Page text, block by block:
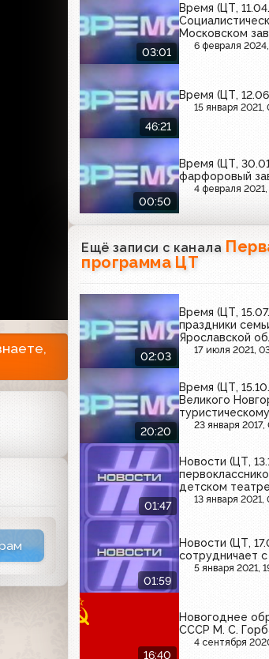
03:01
Время (ЦТ,
Московском
оборудования
6 февраля 2024,
46:21
Время (ЦТ,
15 января 2021,
00:50
Время (ЦТ,
фарфоровый
4 февраля
Ещё записи с канала
программа ЦТ
02:03
Время (ЦТ,
праздники
Ярославской
17 июля 2021,
20:20
Время (ЦТ,
Великого
23 января 2017,
01:47
Новости (ЦТ,
детском театре
13 января 2021,
01:59
Новости (ЦТ,
сотрудничает
5 января 2021,
16:40
Новогоднее
СССР М. С.
4 сентября